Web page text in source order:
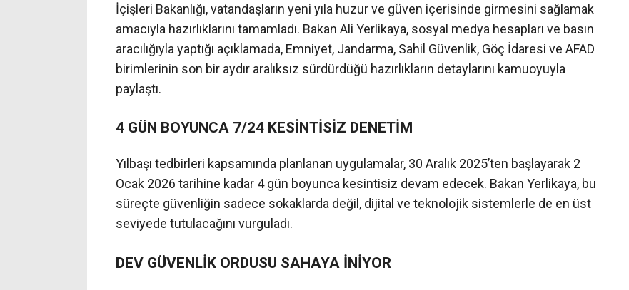
İçişleri Bakanlığı, vatandaşların yeni yıla huzur ve güven içerisinde girmesini sağlamak
amacıyla hazırlıklarını tamamladı. Bakan Ali Yerlikaya, sosyal medya hesapları ve basın
aracılığıyla yaptığı açıklamada, Emniyet, Jandarma, Sahil Güvenlik, Göç İdaresi ve AFAD
birimlerinin son bir aydır aralıksız sürdürdüğü hazırlıkların detaylarını kamuoyuyla
paylaştı.
4 GÜN BOYUNCA 7/24 KESİNTİSİZ DENETİM
Yılbaşı tedbirleri kapsamında planlanan uygulamalar, 30 Aralık 2025’ten başlayarak 2
Ocak 2026 tarihine kadar 4 gün boyunca kesintisiz devam edecek. Bakan Yerlikaya, bu
süreçte güvenliğin sadece sokaklarda değil, dijital ve teknolojik sistemlerle de en üst
seviyede tutulacağını vurguladı.
DEV GÜVENLİK ORDUSU SAHAYA İNİYOR